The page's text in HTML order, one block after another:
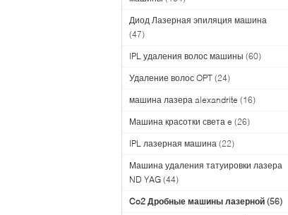
Диод Лазерная эпиляция машина
(47)
IPL удаления волос машины (60)
Удаление волос OPT (24)
машина лазера alexandrite (16)
Машина красотки света e (26)
IPL лазерная машина (22)
Машина удаления татуировки лазера
ND YAG (44)
Co2 Дробные машины лазерной (56)